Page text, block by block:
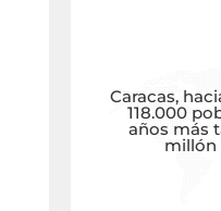
Caracas,
118.000
años más
millón